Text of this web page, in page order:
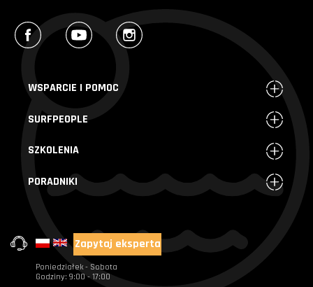
Facebook YouTube
WSPARCIE I POMOC
SURFPEOPLE
SZKOLENIA
PORADNIKI
+48 720 004 000
Zapytaj eksperta
Poniedziałek - Sobota
Godziny: 9:00 - 17:00